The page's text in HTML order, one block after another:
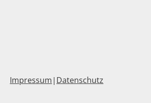
Impressum| Datenschutz